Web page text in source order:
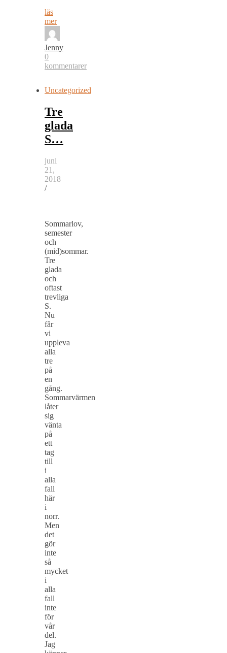
läs
mer
Jenny
0
kommentarer
Uncategorized
Tre
glada
S…
juni
21,
2018
/
Sommarlov,
semester
och
(mid)sommar.
Tre
glada
och
oftast
trevliga
S.
Nu
får
vi
uppleva
alla
tre
på
en
gång.
Sommarvärmen
låter
sig
vänta
på
ett
tag
till
i
alla
fall
här
i
norr.
Men
det
gör
inte
så
mycket
i
alla
fall
inte
för
vår
del.
Jag